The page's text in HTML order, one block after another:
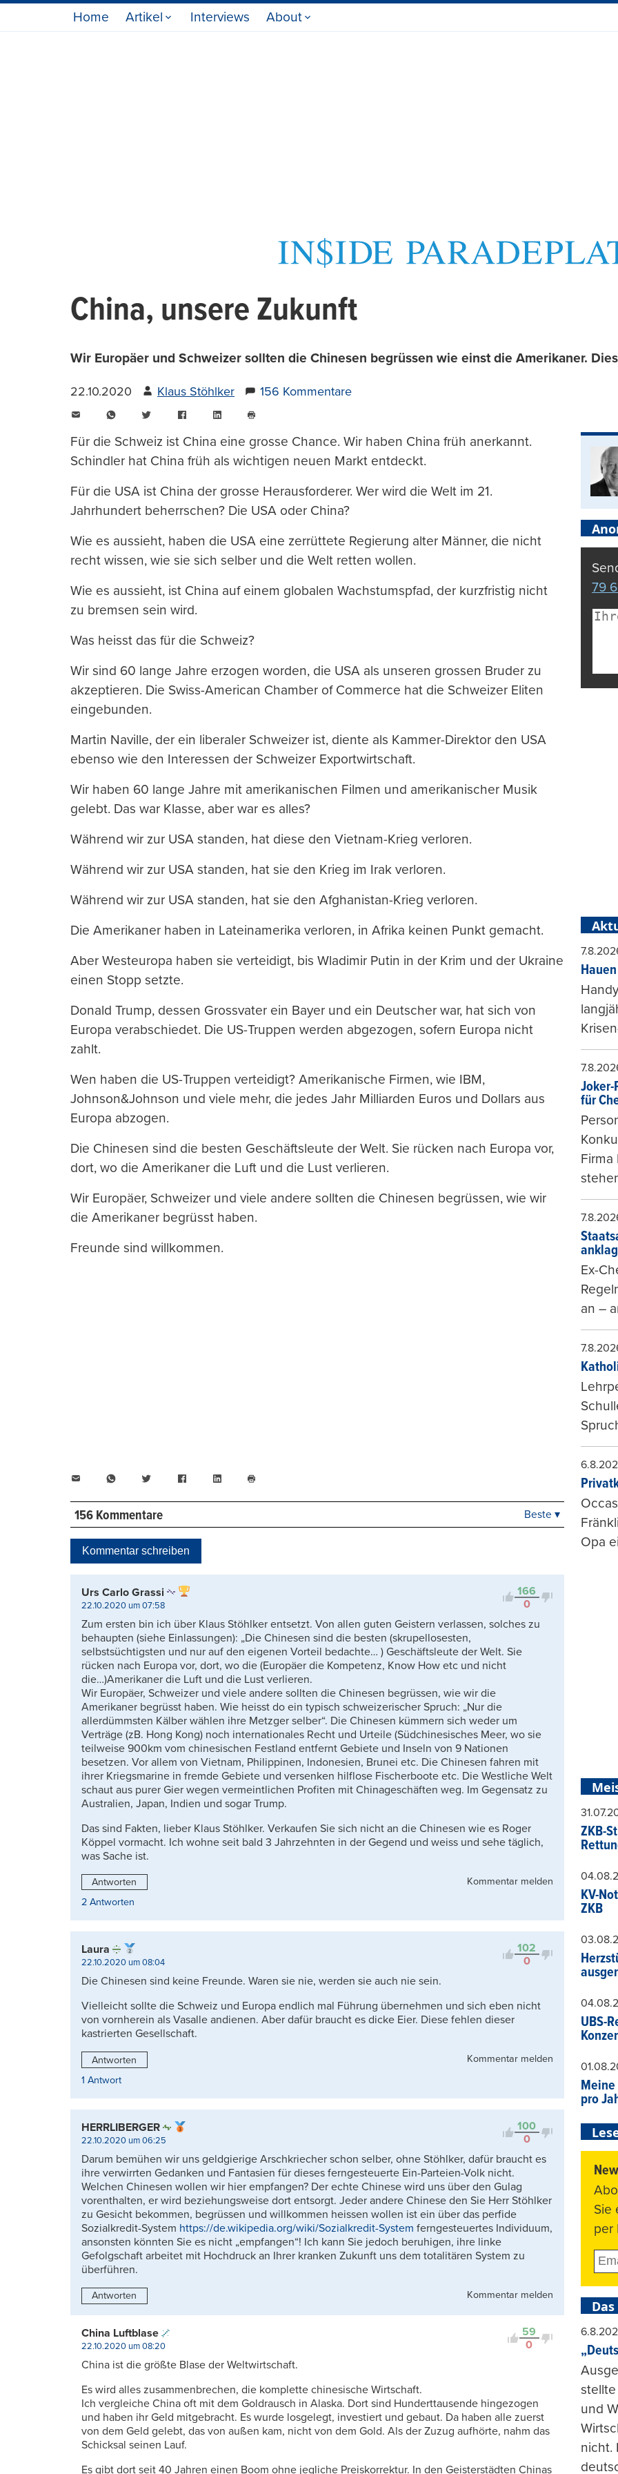
Home Artikel Interviews About
China, unsere Zukunft
Wir Europäer und Schweizer sollten die Chinesen begrüssen wie einst die Amerikaner.
22.10.2020 Klaus Stöhlker 156 Kommentare
WhatsAppTwitter FacebookLinkedIn
Für die Schweiz ist China eine grosse Chance. Wir haben China früh anerkannt.
Schindler hat China früh als wichtigen neuen Markt entdeckt.
Für die USA ist China der grosse Herausforderer. Wer wird die Welt im 21.
Jahrhundert beherrschen? Die USA oder China?
Wie es aussieht, haben die USA eine zerrüttete Regierung alter Männer, die nicht
recht wissen, wie sie sich selber und die Welt retten wollen.
Wie es aussieht, ist China auf einem globalen Wachstumspfad, der kurzfristig nicht
zu bremsen sein wird.
Was heisst das für die Schweiz?
Wir sind 60 lange Jahre erzogen worden, die USA als unseren grossen Bruder zu
akzeptieren. Die Swiss-American Chamber of Commerce hat die Schweizer Eliten
eingebunden.
Martin Naville, der ein liberaler Schweizer ist, diente als Kammer-Direktor den USA
ebenso wie den Interessen der Schweizer Exportwirtschaft.
Wir haben 60 lange Jahre mit amerikanischen Filmen und amerikanischer Musik
gelebt. Das war Klasse, aber war es alles?
Während wir zur USA standen, hat diese den Vietnam-Krieg verloren.
Während wir zur USA standen, hat sie den Krieg im Irak verloren.
Während wir zur USA standen, hat sie den Afghanistan-Krieg verloren.
Die Amerikaner haben in Lateinamerika verloren, in Afrika keinen Punkt gemacht.
Aber Westeuropa haben sie verteidigt, bis Wladimir Putin in der Krim und der Ukraine
einen Stopp setzte.
Donald Trump, dessen Grossvater ein Bayer und ein Deutscher war, hat sich von
Europa verabschiedet. Die US-Truppen werden abgezogen, sofern Europa nicht
zahlt.
Wen haben die US-Truppen verteidigt? Amerikanische Firmen, wie IBM,
Johnson&Johnson und viele mehr, die jedes Jahr Milliarden Euros und Dollars aus
Europa abzogen.
Die Chinesen sind die besten Geschäftsleute der Welt. Sie rücken nach Europa vor,
dort, wo die Amerikaner die Luft und die Lust verlieren.
Wir Europäer, Schweizer und viele andere sollten die Chinesen begrüssen, wie wir
die Amerikaner begrüsst haben.
Freunde sind willkommen.
WhatsAppTwitter FacebookLinkedIn
drucken
156 Kommentare
Kontrovers
Beste ▾
Kommentar schreiben
166
0
Urs Carlo Grassi
22.10.2020 um 07:58
Zum ersten bin ich über Klaus Stöhlker entsetzt. Von allen guten Geistern verlassen, solches zu
behaupten (siehe Einlassungen): „Die Chinesen sind die besten (skrupellosesten,
selbstsüchtigsten und nur auf den eigenen Vorteil bedachte… ) Geschäftsleute der Welt. Sie
rücken nach Europa vor, dort, wo die (Europäer die Kompetenz, Know How etc und nicht
die…)Amerikaner die Luft und die Lust verlieren.
Wir Europäer, Schweizer und viele andere sollten die Chinesen begrüssen, wie wir die
Amerikaner begrüsst haben. Wie heisst do ein typisch schweizerischer Spruch: „Nur die
allerdümmsten Kälber wählen ihre Metzger selber“. Die Chinesen kümmern sich weder um
Verträge (zB. Hong Kong) noch internationales Recht und Urteile (Südchinesisches Meer, wo sie
teilweise 900km vom chinesischen Festland entfernt Gebiete und Inseln von 9 Nationen
besetzen. Vor allem von Vietnam, Philippinen, Indonesien, Brunei etc. Die Chinesen fahren mit
ihrer Kriegsmarine in fremde Gebiete und versenken hilflose Fischerboote etc. Die Westliche Welt
schaut aus purer Gier wegen vermeintlichen Profiten mit Chinageschäften weg. Im Gegensatz zu
Australien, Japan, Indien und sogar Trump.
Das sind Fakten, lieber Klaus Stöhlker. Verkaufen Sie sich nicht an die Chinesen wie es Roger
Köppel vormacht. Ich wohne seit bald 3 Jahrzehnten in der Gegend und weiss und sehe täglich,
was Sache ist.
Antworten
Kommentar melden
2 Antworten
102
0
Laura
22.10.2020 um 08:04
Die Chinesen sind keine Freunde. Waren sie nie, werden sie auch nie sein.
Vielleicht sollte die Schweiz und Europa endlich mal Führung übernehmen und sich eben nicht
von vornherein als Vasalle andienen. Aber dafür braucht es dicke Eier. Diese fehlen dieser
kastrierten Gesellschaft.
Antworten
Kommentar melden
1 Antwort
100
0
HERRLIBERGER
22.10.2020 um 06:25
Darum bemühen wir uns geldgierige Arschkriecher schon selber, ohne Stöhlker, dafür braucht es
ihre verwirrten Gedanken und Fantasien für dieses ferngesteuerte Ein-Parteien-Volk nicht.
Welchen Chinesen wollen wir hier empfangen? Der echte Chinese wird uns über den Gulag
vorenthalten, er wird beziehungsweise dort entsorgt. Jeder andere Chinese den Sie Herr Stöhlker
zu Gesicht bekommen, begrüssen und willkommen heissen wollen ist ein über das perfide
Sozialkredit-System https://de.wikipedia.org/wiki/Sozialkredit-System ferngesteuertes Individuum,
ansonsten könnten Sie es nicht „empfangen“! Ich kann Sie jedoch beruhigen, ihre linke
Gefolgschaft arbeitet mit Hochdruck an Ihrer kranken Zukunft uns dem totalitären System zu
überführen.
Antworten Kommentar melden
59
0
China Luftblase
22.10.2020 um 08:20
China ist die größte Blase der Weltwirtschaft.
Es wird alles zusammenbrechen, die komplette chinesische Wirtschaft.
Ich vergleiche China oft mit dem Goldrausch in Alaska. Dort sind Hunderttausende hingezogen
und haben ihr Geld mitgebracht. Es wurde losgelegt, investiert und gebaut. Da haben alle zuerst
von dem Geld gelebt, das von außen kam, nicht von dem Gold. Als der Zuzug aufhörte, nahm das
Schicksal seinen Lauf.
Es gibt dort seit 40 Jahren einen Boom ohne jegliche Preiskorrektur. In den Geisterstädten Chinas
79
für
Firma
Ex-
an –
Opa
ZKB-
KV-
ZKB
UBS-
pro
Sie
per
und
nicht.